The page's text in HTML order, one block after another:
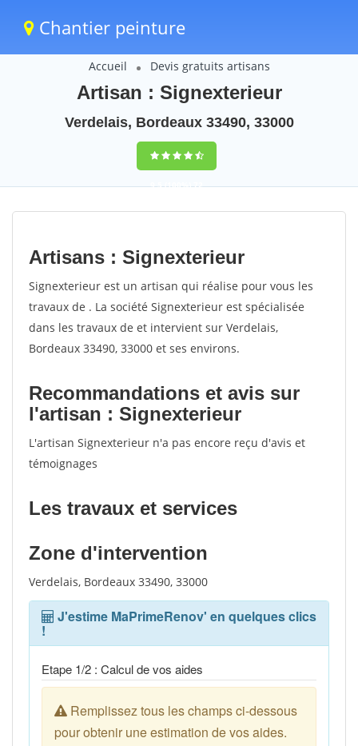
Chantier peinture
Accueil Devis gratuits artisans
Artisan : Signexterieur
Verdelais, Bordeaux 33490, 33000
9,5(100%)72
votes
Artisans : Signexterieur
Signexterieur est un artisan qui réalise pour vous les
travaux de . La société Signexterieur est spécialisée
dans les travaux de et intervient sur Verdelais,
Bordeaux 33490, 33000 et ses environs.
Recommandations et avis sur
l'artisan : Signexterieur
L'artisan Signexterieur n'a pas encore reçu d'avis et
témoignages
Les travaux et services
Zone d'intervention
Verdelais, Bordeaux 33490, 33000